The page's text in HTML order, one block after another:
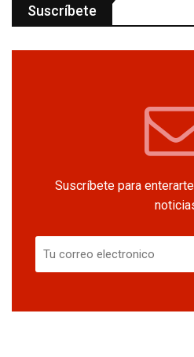
Suscríbete
Suscríbete para